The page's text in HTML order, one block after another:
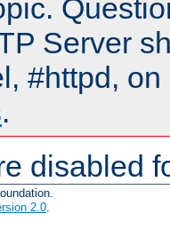
Server
#httpd,
.
disabled
2.0.